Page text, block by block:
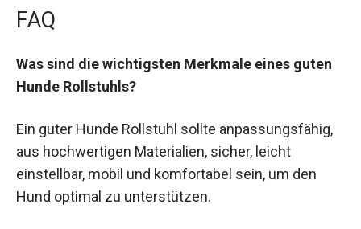
FAQ
Was sind die wichtigsten Merkmale eines guten
Hunde Rollstuhls?
Ein guter Hunde Rollstuhl sollte anpassungsfähig,
aus hochwertigen Materialien, sicher, leicht
einstellbar, mobil und komfortabel sein, um den
Hund optimal zu unterstützen.